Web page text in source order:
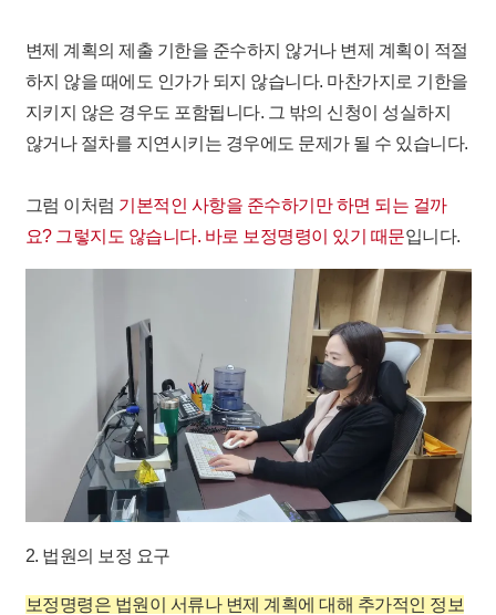
변제 계획의 제출 기한을 준수하지 않거나 변제 계획이 적절
하지 않을 때에도 인가가 되지 않습니다. 마찬가지로 기한을
지키지 않은 경우도 포함됩니다. 그 밖의 신청이 성실하지
않거나 절차를 지연시키는 경우에도 문제가 될 수 있습니다.
그럼 이처럼 기본적인 사항을 준수하기만 하면 되는 걸까
요? 그렇지도 않습니다. 바로 보정명령이 있기 때문입니다.
2. 법원의 보정 요구
보정명령은 법원이 서류나 변제 계획에 대해 추가적인 정보